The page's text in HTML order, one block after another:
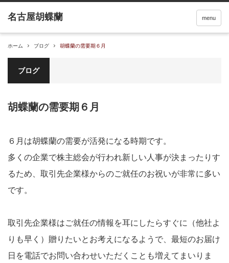
menu
ホーム ブログ 胡蝶蘭の需要期６月
ブログ
胡蝶蘭の需要期６月
６月は胡蝶蘭の需要が活発になる時期です。
多くの企業で株主総会が行われ新しい人事が決まったりす
るため、取引先企業様からのご就任のお祝いが非常に多い
です。
取引先企業様はご就任の情報を耳にしたらすぐに（他社よ
りも早く）贈りたいとお考えになるようで、最短のお届け
日を電話でお問い合わせいただくことも増えてまいりま